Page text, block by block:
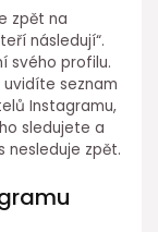
zpět na
následují“.
svého profilu.
uvidíte seznam
Instagramu,
sledujete a
nesleduje zpět.